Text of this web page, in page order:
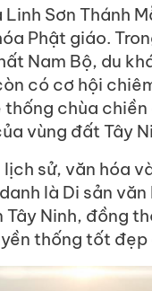
Sơn Thánh
Phật giáo.
Nam Bộ, du
có cơ hội
chùa
vùng đất Tây
sử, văn hóa
là Di sản
Ninh, đồng
thống tốt